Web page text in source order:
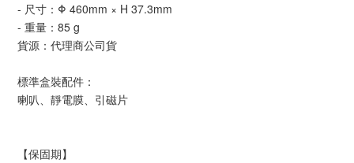
- 尺寸：Φ 460mm × H 37.3mm
- 重量：85 g
貨源：代理商公司貨
標準盒裝配件：
喇叭、靜電膜、引磁片
【保固期】